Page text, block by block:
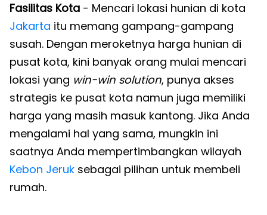
Fasilitas Kota - Mencari lokasi hunian di kota
Jakarta itu memang gampang-gampang
susah. Dengan meroketnya harga hunian di
pusat kota, kini banyak orang mulai mencari
lokasi yang win-win solution, punya akses
strategis ke pusat kota namun juga memiliki
harga yang masih masuk kantong. Jika Anda
mengalami hal yang sama, mungkin ini
saatnya Anda mempertimbangkan wilayah
Kebon Jeruk sebagai pilihan untuk membeli
rumah.